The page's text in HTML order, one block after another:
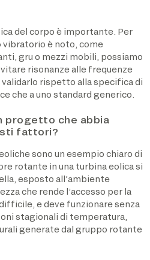
del corpo è importante. Per
vibratorio è noto, come
gru o mezzi mobili, possiamo
risonanze alle frequenze
rispetto alla specifica di
che a uno standard generico.
progetto che abbia
fattori?
sono un esempio chiaro di
rotante in una turbina eolica si
esposto all’ambiente
che rende l’accesso per la
e deve funzionare senza
stagionali di temperatura,
generate dal gruppo rotante